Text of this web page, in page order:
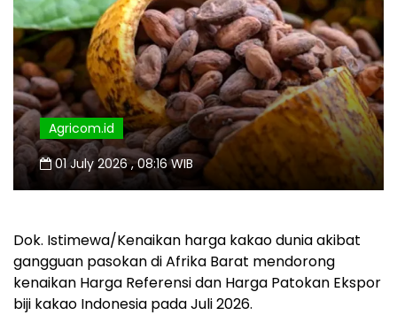
Agricom.id
01 July 2026 , 08:16 WIB
Dok. Istimewa/Kenaikan harga kakao dunia akibat
gangguan pasokan di Afrika Barat mendorong
kenaikan Harga Referensi dan Harga Patokan Ekspor
biji kakao Indonesia pada Juli 2026.